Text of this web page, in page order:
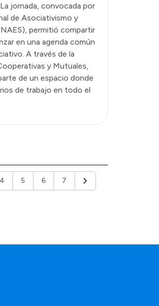
jornada, convocada por
de Asociativismo y
permitió compartir
en una agenda común
A través de la
y Mutuales,
de un espacio donde
de trabajo en todo el
4 5 6 7 Siguiente